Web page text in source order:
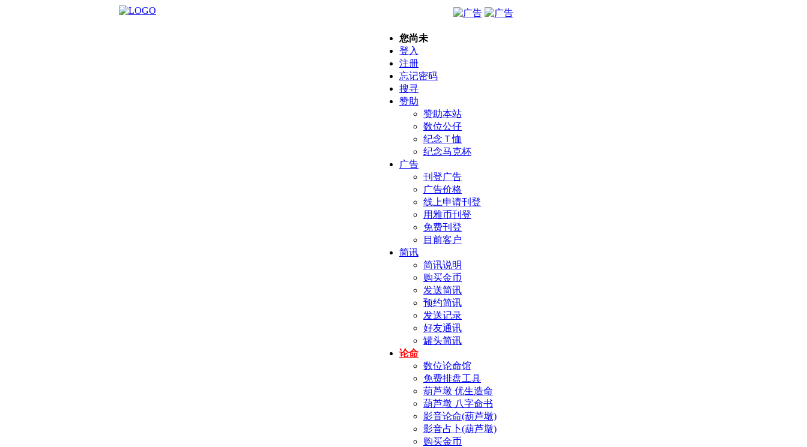
您尚未
登入
注册
忘记密码
搜寻
赞助
赞助本站
数位公仔
纪念Ｔ恤
纪念马克杯
广告
刊登广告
广告价格
线上申请刊登
用雅币刊登
免费刊登
目前客户
简讯
简讯说明
购买金币
发送简讯
预约简讯
发送记录
好友通讯
罐头简讯
论命
数位论命馆
免费排盘工具
葫芦墩 优生造命
葫芦墩 八字命书
影音论命(葫芦墩)
影音占卜(葫芦墩)
购买金币